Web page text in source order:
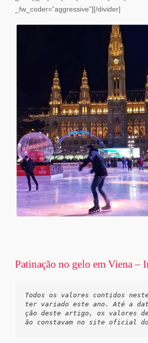
_fw_coder=”aggressive”][/divider]
Patinação no gelo em Viena –
Todos os valores contidos
ter variado este ano. Até a
ção deste artigo, os valores de
ão constavam no site oficial